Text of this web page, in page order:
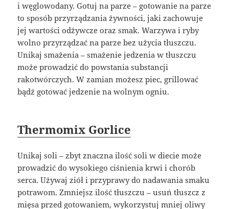
i węglowodany. Gotuj na parze – gotowanie na parze
to sposób przyrządzania żywności, jaki zachowuje
jej wartości odżywcze oraz smak. Warzywa i ryby
wolno przyrządzać na parze bez użycia tłuszczu.
Unikaj smażenia – smażenie jedzenia w tłuszczu
może prowadzić do powstania substancji
rakotwórczych. W zamian możesz piec, grillować
bądź gotować jedzenie na wolnym ogniu.
Thermomix Gorlice
Unikaj soli – zbyt znaczna ilość soli w diecie może
prowadzić do wysokiego ciśnienia krwi i chorób
serca. Używaj ziół i przyprawy do nadawania smaku
potrawom. Zmniejsz ilość tłuszczu – usuń tłuszcz z
mięsa przed gotowaniem, wykorzystuj mniej oliwy